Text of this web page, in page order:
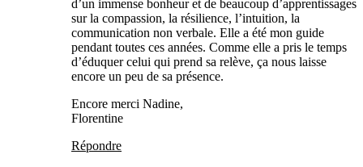
d’un immense bonheur et de beaucoup d’apprentissages
sur la compassion, la résilience, l’intuition, la
communication non verbale. Elle a été mon guide
pendant toutes ces années. Comme elle a pris le temps
d’éduquer celui qui prend sa relève, ça nous laisse
encore un peu de sa présence.
Encore merci Nadine,
Florentine
Répondre